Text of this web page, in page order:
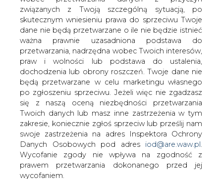
Wycofanie zgody nie wpływa na zgodność z
prawem przetwarzania dokonanego przed jej
wycofaniem.
W dowolnym czasie możesz określić warunki
przechowywania i dostępu do plików cookies w
ustawieniach przeglądarki internetowej.
Jeśli zgadzasz się na wykorzystanie technologii
plików cookies wystarczy kliknąć poniższy przycisk
„Przejdź do serwisu”.
Zarząd Agencji Rynku Energii S.A Wydawca portalu
CIRE.pl
PODPIS
Przesłanie komentarza oznacza akceptację zasad korzystania z portalu
cire.pl
wyślij
KOMENTARZE(0)